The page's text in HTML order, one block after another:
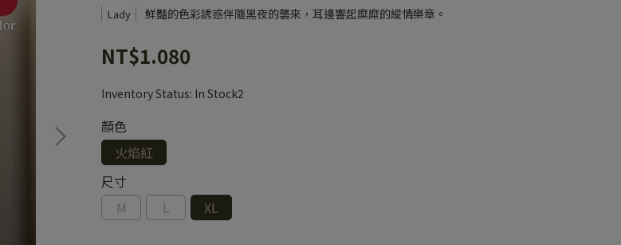
Lady 鮮豔的色彩誘惑伴隨黑夜的襲來，耳邊響起糜糜的縱情樂章。
NT$1.080
Inventory Status: In Stock2
顏色
火焰紅
尺寸
M
L XL